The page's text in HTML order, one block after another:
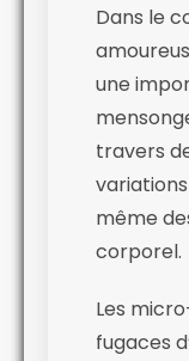
Dans le
une
travers
même
corporel.
Les
fugaces